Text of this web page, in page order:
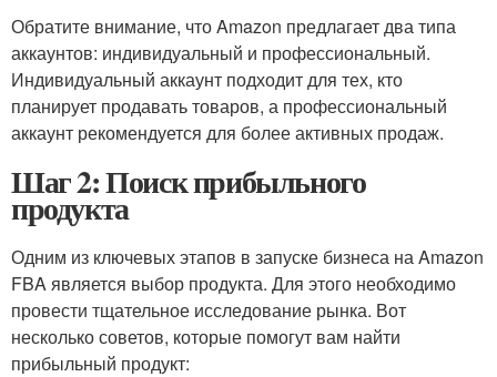
Обратите внимание, что Amazon предлагает два типа
аккаунтов: индивидуальный и профессиональный.
Индивидуальный аккаунт подходит для тех, кто
планирует продавать товаров, а профессиональный
аккаунт рекомендуется для более активных продаж.
Шаг 2: Поиск прибыльного
продукта
Одним из ключевых этапов в запуске бизнеса на Amazon
FBA является выбор продукта. Для этого необходимо
провести тщательное исследование рынка. Вот
несколько советов, которые помогут вам найти
прибыльный продукт: